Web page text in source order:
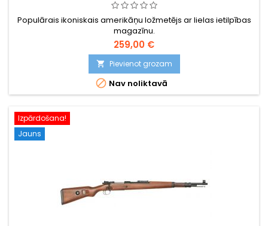
Populārais ikoniskais amerikāņu ložmetējs ar lielas ietilpības
magazīnu.
259,00 €
 Pievienot grozam
 Nav noliktavā
Izpārdošana!
Jauns